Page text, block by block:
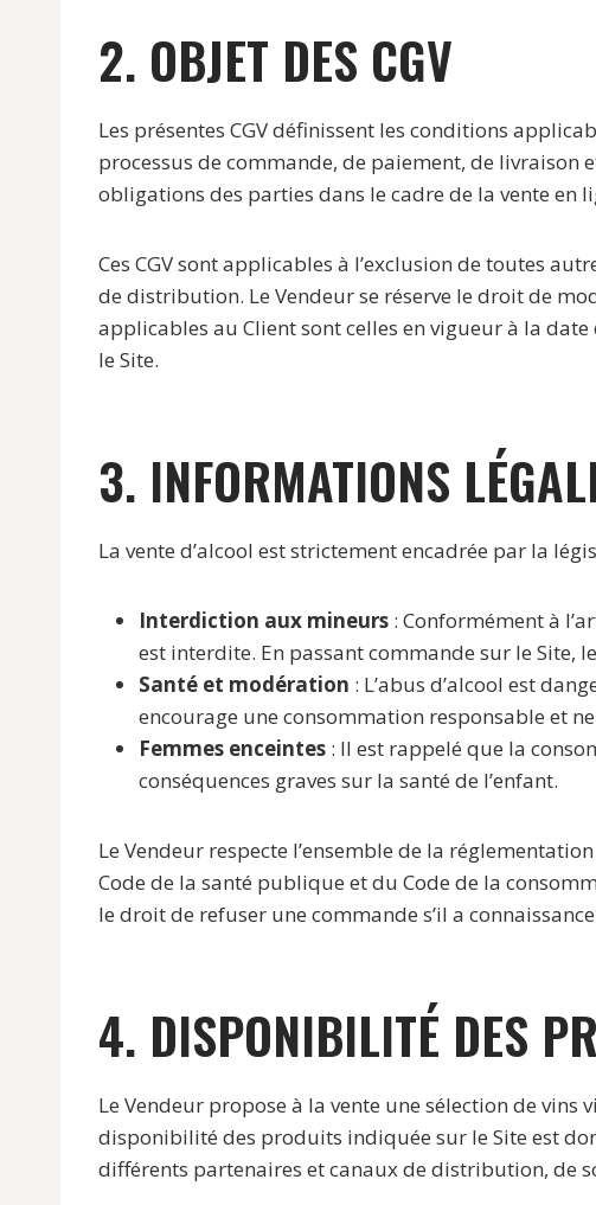
2. OBJET DES CGV
Les présentes CGV définissent les conditions
processus de commande, de paiement, de livraison
obligations des parties dans le cadre de la vente en
Ces CGV sont applicables à l’exclusion de toutes
de distribution. Le Vendeur se réserve le droit de
applicables au Client sont celles en vigueur à la
le Site.
3. INFORMATIONS
La vente d’alcool est strictement encadrée par la
Interdiction aux mineurs : Conformément à
est interdite. En passant commande sur le Site,
Santé et modération : L’abus d’alcool est
encourage une consommation responsable et
Femmes enceintes : Il est rappelé que la
conséquences graves sur la santé de l’enfant.
Le Vendeur respecte l’ensemble de la
Code de la santé publique et du Code de la
le droit de refuser une commande s’il a
4. DISPONIBILITÉ DES
Le Vendeur propose à la vente une sélection de vins
disponibilité des produits indiquée sur le Site est
différents partenaires et canaux de distribution, de